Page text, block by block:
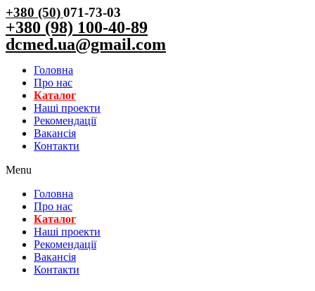
+380 (50)071-73-03
+380 (98) 100-40-89
dcmed.ua@gmail.com
Головна
Про нас
Каталог
Нашi проекти
Рекомендації
Вакансiя
Контакти
Menu
Головна
Про нас
Каталог
Нашi проекти
Рекомендації
Вакансiя
Контакти